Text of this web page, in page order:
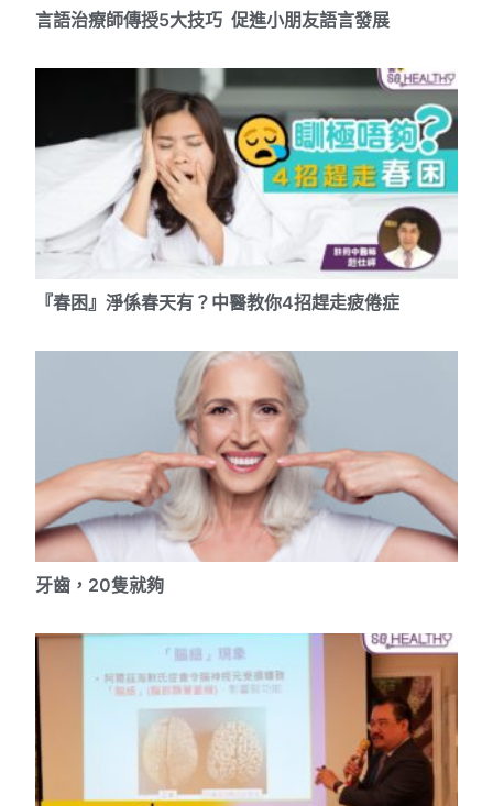
言語治療師傳授5大技巧 促進小朋友語言發展
『春困』淨係春天有？中醫教你4招趕走疲倦症
牙齒，20隻就夠